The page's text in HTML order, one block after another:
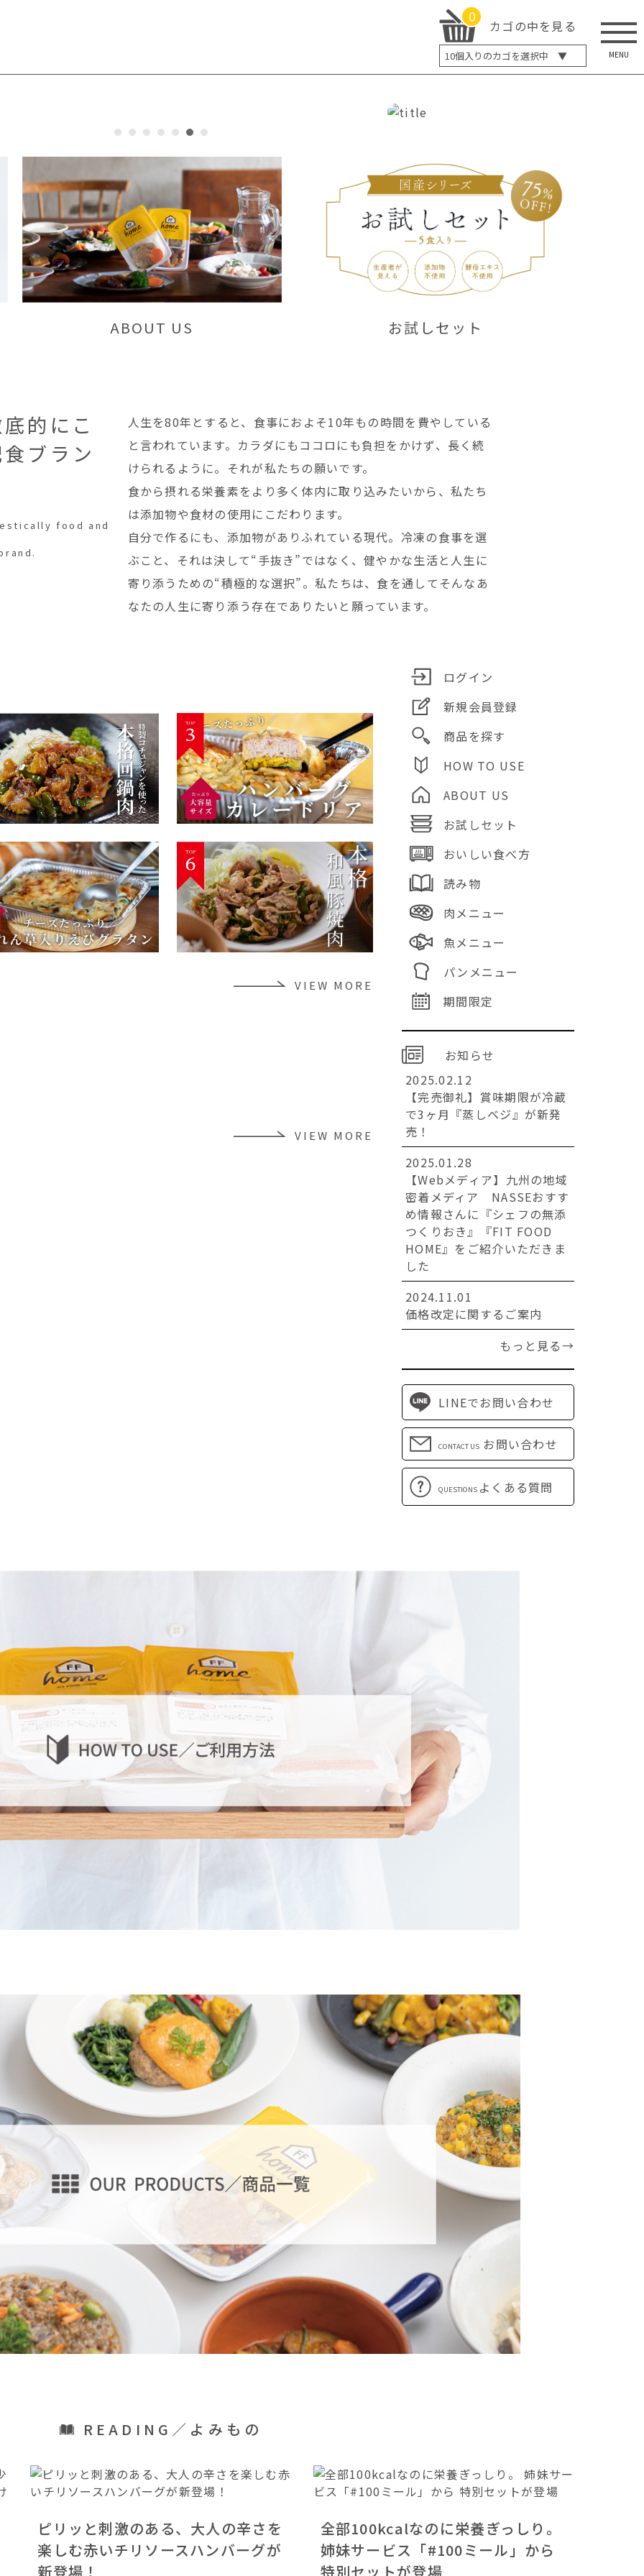
0
カゴの中を見る
10個入りのカゴを選択中 ▼
5個入り
MENU
ABOUT US お試しセット
的にこ
ブラン
food and
人生を80年とすると、食事におよそ10年もの時間を費やしている
と言われています。カラダにもココロにも負担をかけず、長く続
けられるように。それが私たちの願いです。
食から摂れる栄養素をより多く体内に取り込みたいから、私たち
は添加物や食材の使用にこだわります。
自分で作るにも、添加物がありふれている現代。冷凍の食事を選
ぶこと、それは決して“手抜き”ではなく、健やかな生活と人生に
寄り添うための“積極的な選択”。私たちは、食を通してそんなあ
なたの人生に寄り添う存在でありたいと願っています。
VIEW MORE
VIEW MORE
ログイン
新規会員登録
商品を探す
HOW TO USE
ABOUT US
お試しセット
おいしい食べ方
読み物
肉メニュー
魚メニュー
パンメニュー
期間限定
お知らせ
2025.02.12
【完売御礼】賞味期限が冷蔵
で3ヶ月『蒸しベジ』が新発
売！
2025.01.28
【Webメディア】九州の地域
密着メディア NASSEおすす
め情報さんに『シェフの無添
つくりおき』『FIT FOOD
HOME』をご紹介いただきま
した
2024.11.01
価格改定に関するご案内
もっと見る→
LINEでお問い合わせ
CONTACT US お問い合わせ
QUESTIONS よくある質問
READING／よみもの
ピリッと刺激のある、大人の辛さを
楽しむ赤いチリソースハンバーグが
新登場！
全部100kcalなのに栄養ぎっしり。
姉妹サービス「#100ミール」から
特別セットが登場